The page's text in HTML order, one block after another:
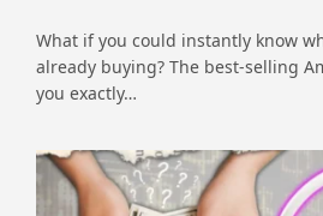
What if you could instantly know
already buying? The best-selling
you exactly…